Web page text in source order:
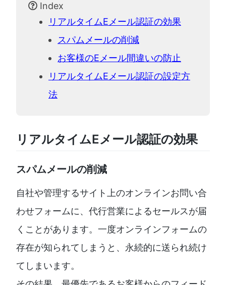
Index
リアルタイムEメール認証の効果
スパムメールの削減
お客様のEメール間違いの防止
リアルタイムEメール認証の設定方
法
リアルタイムEメール認証の効果
スパムメールの削減
自社や管理するサイト上のオンラインお問い合
わせフォームに、代行営業によるセールスが届
くことがあります。一度オンラインフォームの
存在が知られてしまうと、永続的に送られ続け
てしまいます。